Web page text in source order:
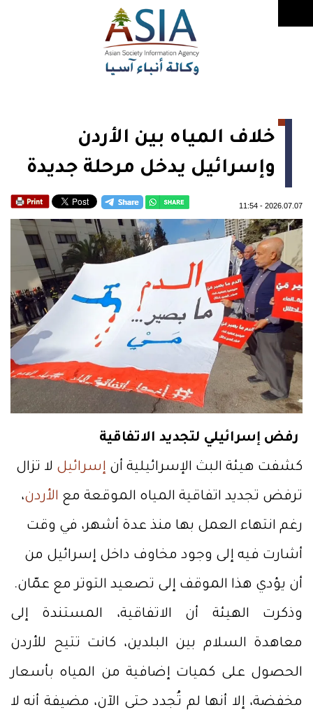
خلاف المياه بين الأردن
وإسرائيل يدخل مرحلة جديدة
2026.07.07
-
11:54
رفض إسرائيلي لتجديد الاتفاقية
كشفت هيئة البث الإسرائيلية أن إسرائيل لا تزال
ترفض تجديد اتفاقية المياه الموقعة مع الأردن،
رغم انتهاء العمل بها منذ عدة أشهر، في وقت
أشارت فيه إلى وجود مخاوف داخل إسرائيل من
أن يؤدي هذا الموقف إلى تصعيد التوتر مع عمّان.
وذكرت الهيئة أن الاتفاقية، المستندة إلى
معاهدة السلام بين البلدين، كانت تتيح للأردن
الحصول على كميات إضافية من المياه بأسعار
مخفضة، إلا أنها لم تُجدد حتى الآن، مضيفة أنه لا